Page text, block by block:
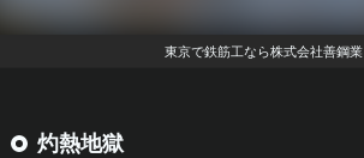
東京で鉄筋工なら株式会社善鋼業
灼熱地獄